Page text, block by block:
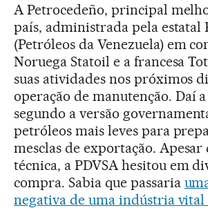
A Petrocedeño, principal
país, administrada pela estatal
(Petróleos da Venezuela) em
Noruega Statoil e a francesa
suas atividades nos próximos
operação de manutenção. Daí
segundo a versão
petróleos mais leves para
mesclas de exportação.
técnica, a PDVSA hesitou em
compra. Sabia que passaria
negativa de uma indústria vital